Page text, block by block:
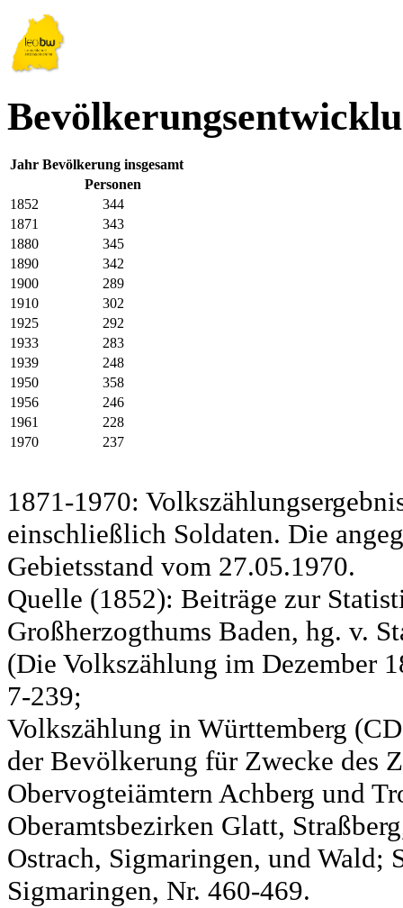
Jahr Bevölkerung insgesamt
Personen
1852
344
1871
343
1880
345
1890
342
1900
289
1910
302
1925
292
1933
283
1939
248
1950
358
1956
246
1961
228
1970
237
1871-1970:
einschließlich Soldaten. Die
Gebietsstand vom 27.05.1970.
Quelle (1852): Beiträge zur
Großherzogthums Baden, hg. v.
(Die Volkszählung im Dezember
7-239;
Volkszählung in Württemberg
der Bevölkerung für Zwecke des
Obervogteiämtern Achberg und
Oberamtsbezirken Glatt,
Ostrach, Sigmaringen, und Wald;
Sigmaringen, Nr. 460-469.